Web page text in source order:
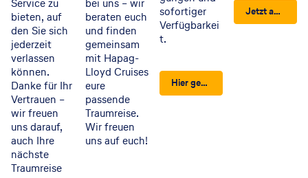
Service zu
bieten, auf
den Sie sich
jederzeit
verlassen
können.
Danke für Ihr
Vertrauen –
wir freuen
uns darauf,
auch Ihre
nächste
Traumreise
bei uns – wir
beraten euch
und finden
gemeinsam
mit Hapag-
Lloyd Cruises
eure
passende
Traumreise.
Wir freuen
uns auf euch!
sofortiger
Verfügbarkei
t.
Hier gehts zur Mietwagenbuchung!
Jetzt absichern – schnell & unkompliziert